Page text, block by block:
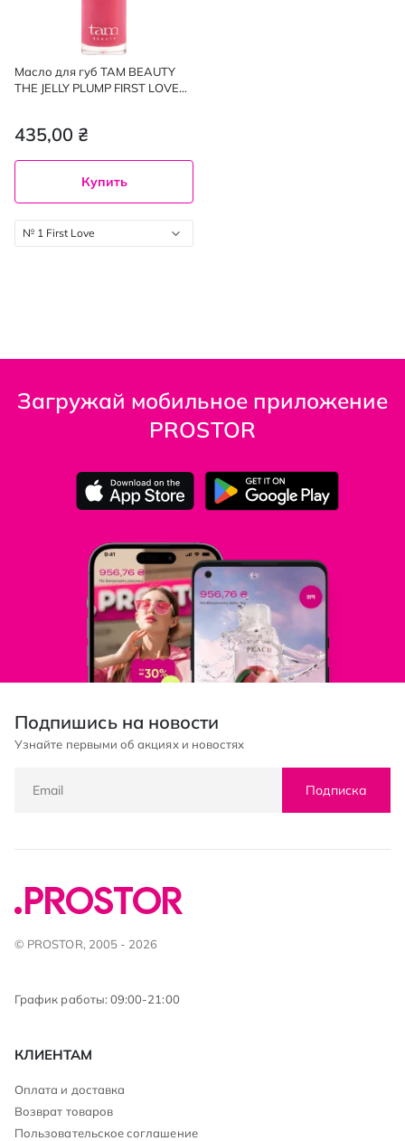
Масло для губ TAM BEAUTY
THE JELLY PLUMP FIRST LOVE
435,00 ₴
Купить
№ 1 First Love
Загружай мобильное приложение
PROSTOR
Подпишись на новости
Узнайте первыми об акциях и новостях
Подписка
© PROSTOR, 2005 - 2026
График работы: 09:00-21:00
КЛИЕНТАМ
Оплата и доставка
Возврат товаров
Пользовательское соглашение